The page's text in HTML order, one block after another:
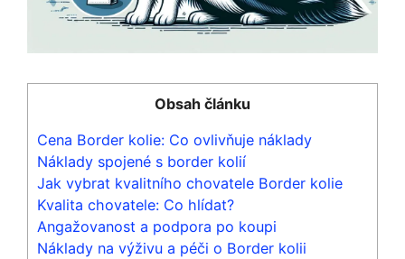
Obsah článku
Cena Border kolie: Co ovlivňuje náklady
Náklady spojené s border kolií
Jak vybrat kvalitního chovatele Border kolie
Kvalita chovatele: Co hlídat?
Angažovanost a podpora po koupi
Náklady na výživu a péči o Border kolii